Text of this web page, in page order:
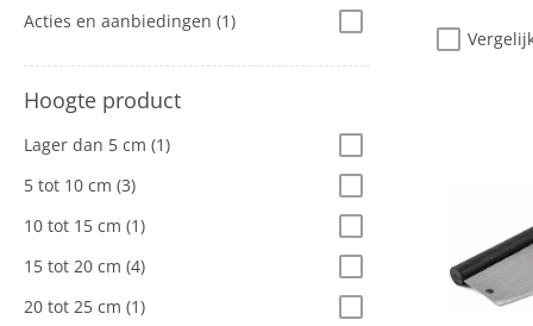
Acties en aanbiedingen (1)
Hoogte product
Lager dan 5 cm (1)
5 tot 10 cm (3)
10 tot 15 cm (1)
15 tot 20 cm (4)
20 tot 25 cm (1)